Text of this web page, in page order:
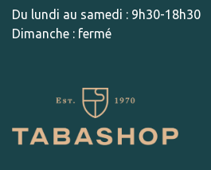
Du lundi au samedi : 9h30-18h30
Dimanche : fermé